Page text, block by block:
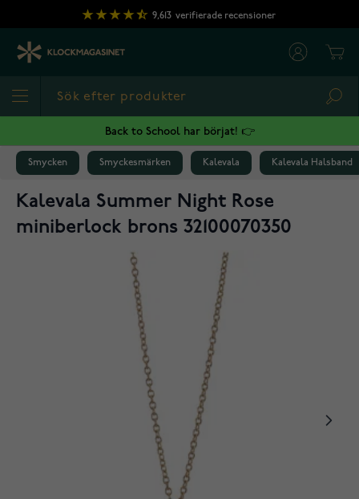
Hoppa till innehållet
9,613 verifierade recensioner
Back to School har börjat! 👉
Smycken Smyckesmärken Kalevala Kalevala Halsband
Kalevala Summer Night Rose
miniberlock brons 32100070350